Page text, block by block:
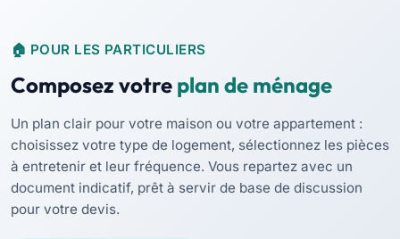
POUR LES PARTICULIERS
Composez votre plan de ménage
Un plan clair pour votre maison ou votre appartement :
choisissez votre type de logement, sélectionnez les pièces
à entretenir et leur fréquence. Vous repartez avec un
document indicatif, prêt à servir de base de discussion
pour votre devis.